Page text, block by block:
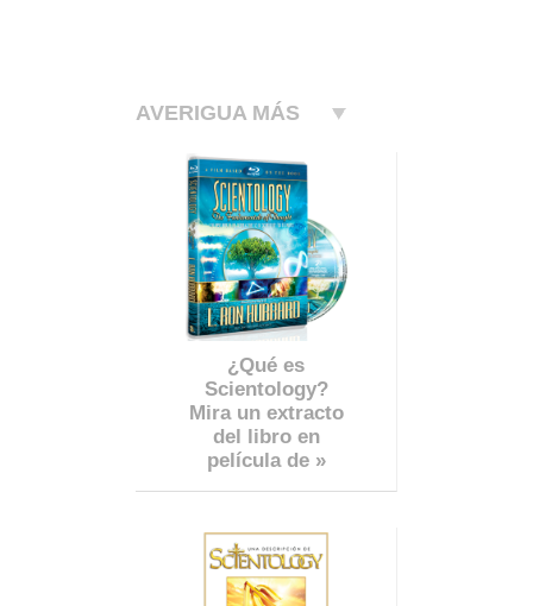
AVERIGUA MÁS
¿Qué es
Scientology?
Mira un extracto
del libro en
película de »